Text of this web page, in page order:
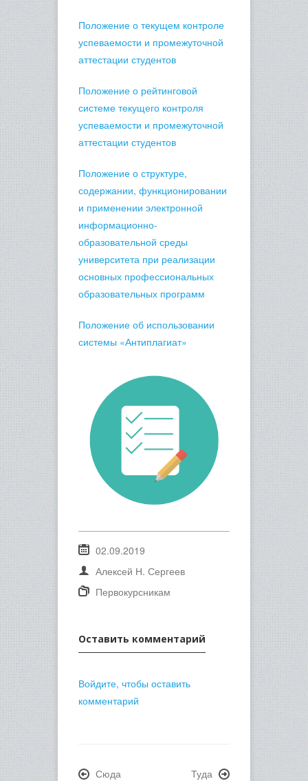
Положение о текущем контроле
успеваемости и промежуточной
аттестации студентов
Положение о рейтинговой
системе текущего контроля
успеваемости и промежуточной
аттестации студентов
Положение о структуре,
содержании, функционировании
и применении электронной
информационно-
образовательной среды
университета при реализации
основных профессиональных
образовательных программ
Положение об использовании
системы «Антиплагиат»
02.09.2019
Алексей Н. Сергеев
Первокурсникам
Оставить комментарий
Войдите, чтобы оставить
комментарий
Сюда Туда